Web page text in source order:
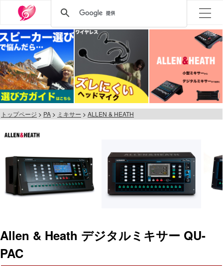
トップページ PA ミキサー ALLEN & HEATH
Allen & Heath デジタルミキサー QU-
PAC